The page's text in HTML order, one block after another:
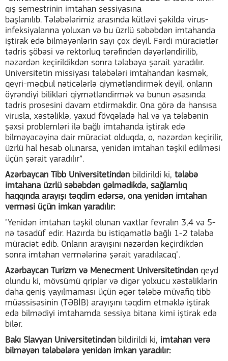
qış semestrinin imtahan sessiyasına
başlanılıb. Tələbələrimiz arasında kütləvi şəkildə virus-
infeksiyalarına yoluxan və bu üzrlü səbəbdən imtahanda
iştirak edə bilməyənlərin sayı çox deyil. Fərdi müraciətlər
tədris şöbəsi və rektorluq tərəfindən dəyərləndirilib,
nəzərdən keçirildikdən sonra tələbəyə şərait yaradılır.
Universitetin missiyası tələbələri imtahandan kəsmək,
qeyri-məqbul nəticələrlə qiymətləndirmək deyil, onların
öyrəndiyi bilikləri qiymətləndirmək və bunun əsasında
tədris prosesini davam etdirməkdir. Ona görə də hansısa
virusla, xəstəliklə, yaxud fövqəladə hal və ya tələbənin
şəxsi problemləri ilə bağlı imtahanda iştirak edə
bilməyəcəyinə dair müraciət olduqda, o, nəzərdən keçirilir,
üzrlü hal hesab olunarsa, yenidən imtahan təşkil edilməsi
üçün şərait yaradılır”.
Azərbaycan Tibb Universitetindən bildirildi ki, tələbə
imtahana üzrlü səbəbdən gəlmədikdə, sağlamlıq
haqqında arayışı təqdim edərsə, ona yenidən imtahan
verməsi üçün imkan yaradılır:
"Yenidən imtahan təşkil olunan vaxtlar fevralın 3,4 və 5-
nə təsadüf edir. Hazırda bu istiqamətlə bağlı 1-2 tələbə
müraciət edib. Onların arayışını nəzərdən keçirdikdən
sonra imtahan vermələrinə şərait yaradılacaq".
Azərbaycan Turizm və Menecment Universitetindən qeyd
olundu ki, mövsümü qriplər və digər yolxucu xəstəliklərin
daha geniş yayılmaması üçün əgər tələbə müvafiq tibb
müəssisəsinin (TƏBİB) arayışını təqdim etməklə iştirak
edə bilmədiyi imtahamda sessiya bitənə kimi iştirak edə
bilər.
Bakı Slavyan Universitetindən bildirildi ki, imtahan verə
bilməyən tələbələrə yenidən imkan yaradılır: